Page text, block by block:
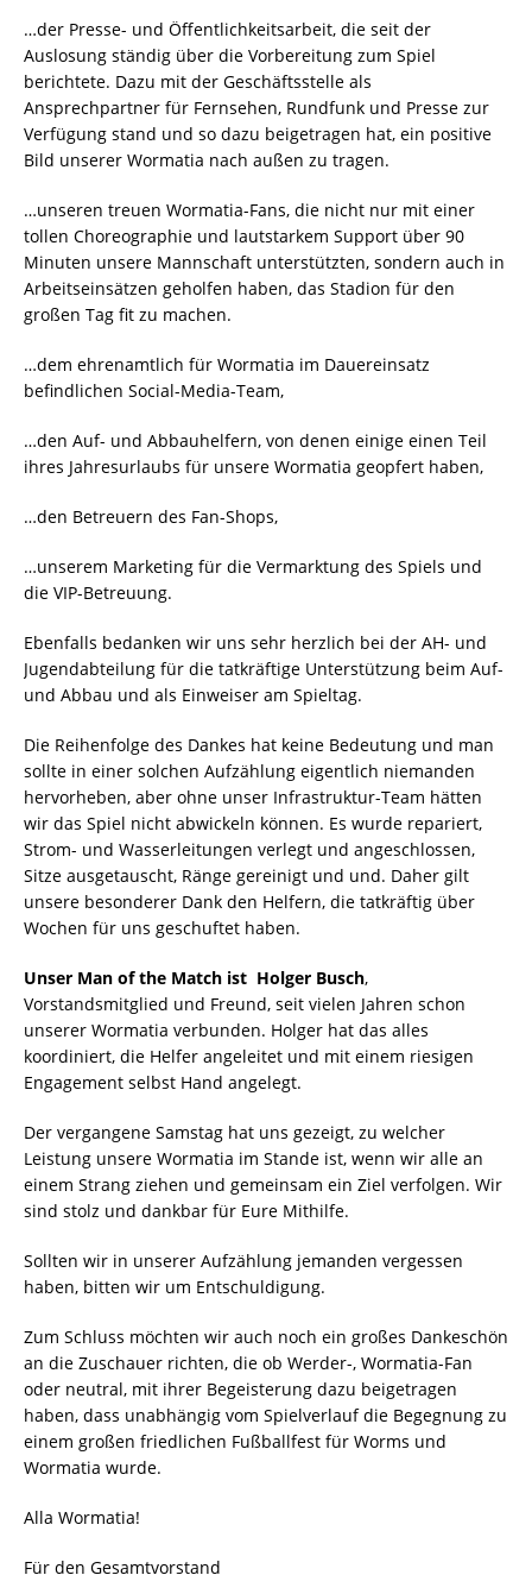
…der Presse- und Öffentlichkeitsarbeit, die seit der
Auslosung ständig über die Vorbereitung zum Spiel
berichtete. Dazu mit der Geschäftsstelle als
Ansprechpartner für Fernsehen, Rundfunk und Presse zur
Verfügung stand und so dazu beigetragen hat, ein positive
Bild unserer Wormatia nach außen zu tragen.
…unseren treuen Wormatia-Fans, die nicht nur mit einer
tollen Choreographie und lautstarkem Support über 90
Minuten unsere Mannschaft unterstützten, sondern auch in
Arbeitseinsätzen geholfen haben, das Stadion für den
großen Tag fit zu machen.
…dem ehrenamtlich für Wormatia im Dauereinsatz
befindlichen Social-Media-Team,
…den Auf- und Abbauhelfern, von denen einige einen Teil
ihres Jahresurlaubs für unsere Wormatia geopfert haben,
…den Betreuern des Fan-Shops,
…unserem Marketing für die Vermarktung des Spiels und
die VIP-Betreuung.
Ebenfalls bedanken wir uns sehr herzlich bei der AH- und
Jugendabteilung für die tatkräftige Unterstützung beim Auf-
und Abbau und als Einweiser am Spieltag.
Die Reihenfolge des Dankes hat keine Bedeutung und man
sollte in einer solchen Aufzählung eigentlich niemanden
hervorheben, aber ohne unser Infrastruktur-Team hätten
wir das Spiel nicht abwickeln können. Es wurde repariert,
Strom- und Wasserleitungen verlegt und angeschlossen,
Sitze ausgetauscht, Ränge gereinigt und und. Daher gilt
unsere besonderer Dank den Helfern, die tatkräftig über
Wochen für uns geschuftet haben.
Unser Man of the Match ist Holger Busch,
Vorstandsmitglied und Freund, seit vielen Jahren schon
unserer Wormatia verbunden. Holger hat das alles
koordiniert, die Helfer angeleitet und mit einem riesigen
Engagement selbst Hand angelegt.
Der vergangene Samstag hat uns gezeigt, zu welcher
Leistung unsere Wormatia im Stande ist, wenn wir alle an
einem Strang ziehen und gemeinsam ein Ziel verfolgen. Wir
sind stolz und dankbar für Eure Mithilfe.
Sollten wir in unserer Aufzählung jemanden vergessen
haben, bitten wir um Entschuldigung.
Zum Schluss möchten wir auch noch ein großes Dankeschön
an die Zuschauer richten, die ob Werder-, Wormatia-Fan
oder neutral, mit ihrer Begeisterung dazu beigetragen
haben, dass unabhängig vom Spielverlauf die Begegnung zu
einem großen friedlichen Fußballfest für Worms und
Wormatia wurde.
Alla Wormatia!
Für den Gesamtvorstand